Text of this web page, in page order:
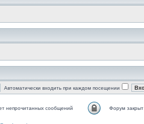
Автоматически входить при каждом посещении
непрочитанных сообщений Форум закрыт